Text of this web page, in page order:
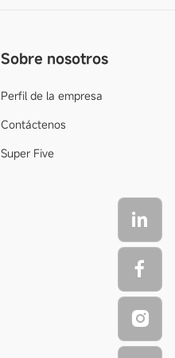
Sobre nosotros
Perfil de la empresa
Contáctenos
Super Five